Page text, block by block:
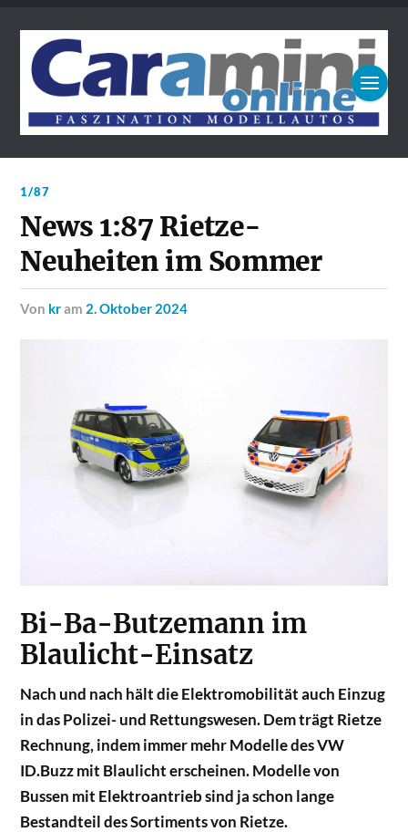
1/87
News 1:87 Rietze-
Neuheiten im Sommer
von kram 2. Oktober 2024
Bi-Ba-Butzemann im
Blaulicht-Einsatz
Nach und nach hält die Elektromobilität auch Einzug
in das Polizei- und Rettungswesen. Dem trägt Rietze
Rechnung, indem immer mehr Modelle des VW
ID.Buzz mit Blaulicht erscheinen. Modelle von
Bussen mit Elektroantrieb sind ja schon lange
Bestandteil des Sortiments von Rietze.